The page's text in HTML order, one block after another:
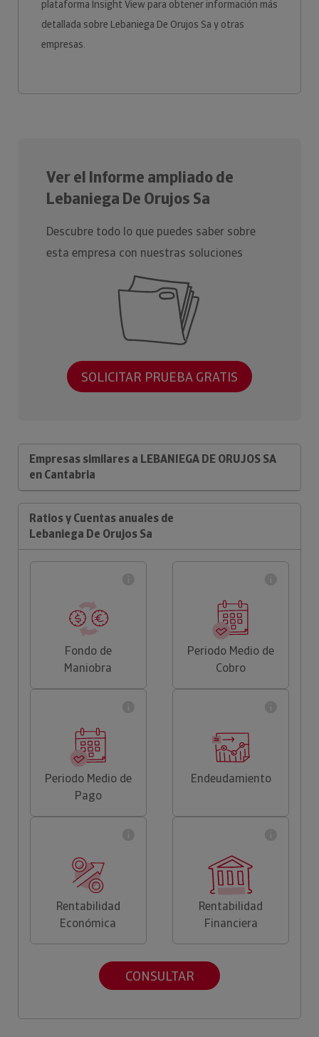
plataforma Insight View para obtener información más
detallada sobre Lebaniega De Orujos Sa y otras
empresas.
Ver el Informe ampliado de
Lebaniega De Orujos Sa
Descubre todo lo que puedes saber sobre
esta empresa con nuestras soluciones
SOLICITAR PRUEBA GRATIS
Empresas similares a LEBANIEGA DE ORUJOS SA
en Cantabria
Ratios y Cuentas anuales de
Lebaniega De Orujos Sa
Fondo de
Maniobra
Periodo Medio de
Cobro
Periodo Medio de
Pago
Endeudamiento
Rentabilidad
Económica
Rentabilidad
Financiera
CONSULTAR